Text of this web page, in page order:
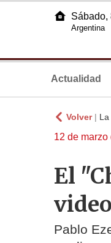
Sábado,
Argentina
Actualidad
Volver| La
12 de marzo
El
Pablo